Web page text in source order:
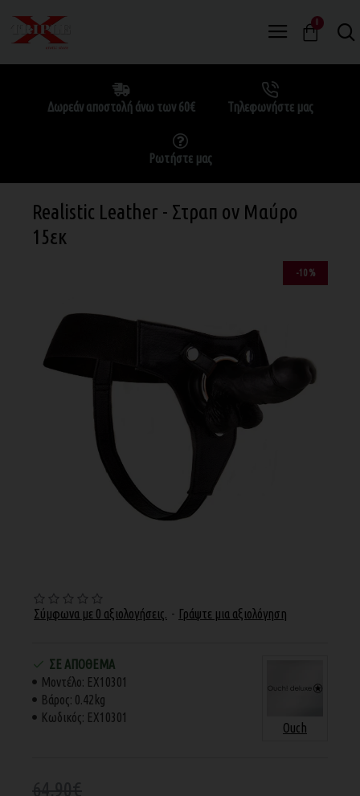
0
Δωρεάν αποστολή άνω των 60€ Τηλεφωνήστε μας
Ρωτήστε μας
Realistic Leather - Στραπ ον Μαύρο
15εκ
-10 %
Σύμφωνα με 0 αξιολογήσεις. - Γράψτε μια αξιολόγηση
ΣΕ ΑΠΌΘΕΜΑ
Μοντέλο: EX10301
Βάρος: 0.42kg
Κωδικός: EX10301
Ouch